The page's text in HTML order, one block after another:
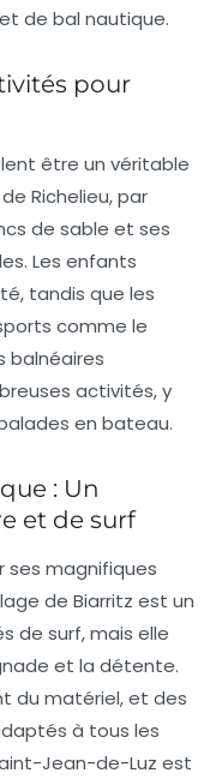
et de bal nautique.
pour
être un véritable
Richelieu, par
de sable et ses
Les enfants
tandis que les
comme le
balnéaires
activités, y
en bateau.
: Un
et de surf
ses magnifiques
de Biarritz est un
de surf, mais elle
et la détente.
du matériel, et des
à tous les
Jean-de-Luz est